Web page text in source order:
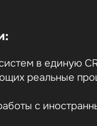
в единую
реальные
с